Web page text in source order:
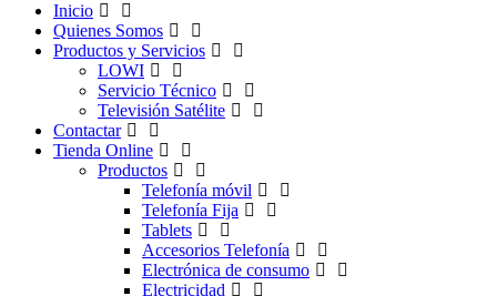
Inicio
Quienes Somos
Productos y Servicios
LOWI
Servicio Técnico
Televisión Satélite
Contactar
Tienda Online
Productos
Telefonía móvil
Telefonía Fija
Tablets
Accesorios Telefonía
Electrónica de consumo
Electricidad